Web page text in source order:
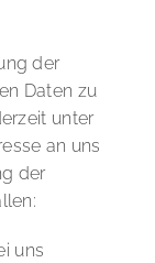
der
Daten zu
unter
an uns
der
uns